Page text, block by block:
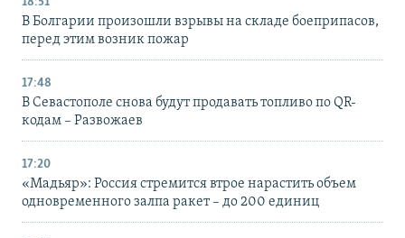
В Болгарии произошли взрывы на складе боеприпасов,
перед этим возник пожар
17:48
В Севастополе снова будут продавать топливо по QR-
кодам – Развожаев
17:20
«Мадьяр»: Россия стремится втрое нарастить объем
одновременного залпа ракет – до 200 единиц